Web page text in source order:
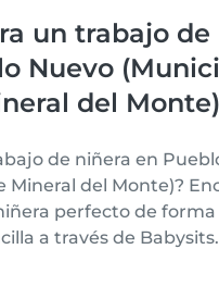
un trabajo de
Nuevo
del Monte)
de niñera en
Mineral del Monte)?
perfecto de forma
a través de Babysits.